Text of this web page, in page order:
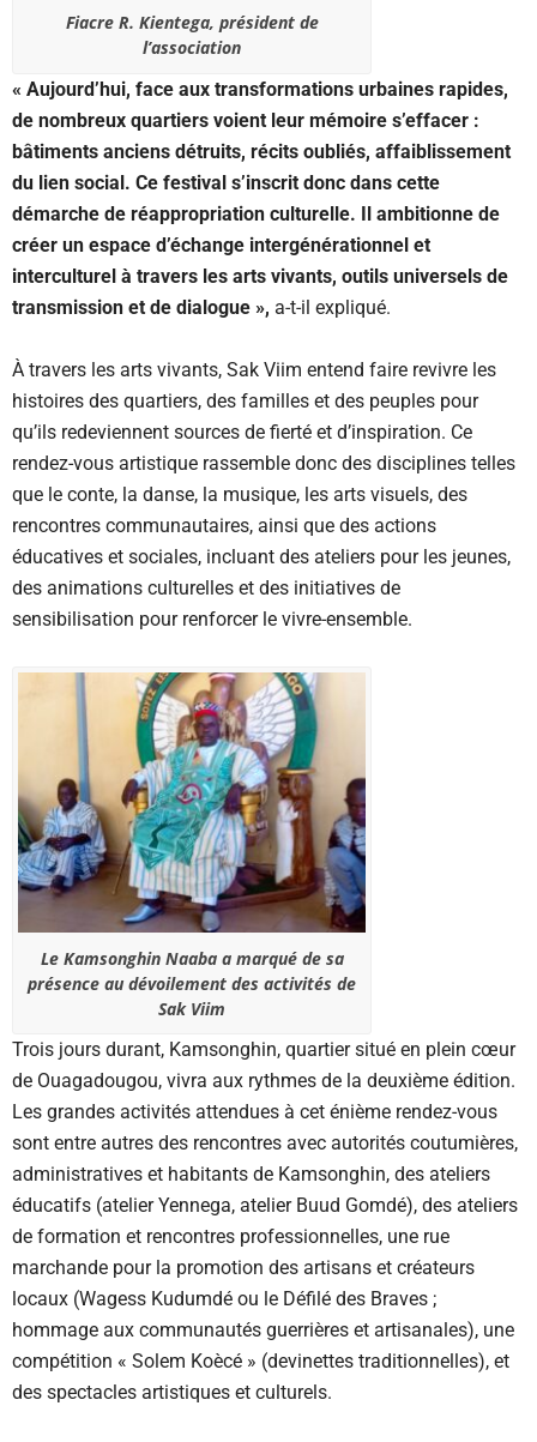
Fiacre R. Kientega, président de
l’association
« Aujourd’hui, face aux transformations urbaines rapides,
de nombreux quartiers voient leur mémoire s’effacer :
bâtiments anciens détruits, récits oubliés, affaiblissement
du lien social. Ce festival s’inscrit donc dans cette
démarche de réappropriation culturelle. Il ambitionne de
créer un espace d’échange intergénérationnel et
interculturel à travers les arts vivants, outils universels de
transmission et de dialogue », a-t-il expliqué.
À travers les arts vivants, Sak Viim entend faire revivre les
histoires des quartiers, des familles et des peuples pour
qu’ils redeviennent sources de fierté et d’inspiration. Ce
rendez-vous artistique rassemble donc des disciplines telles
que le conte, la danse, la musique, les arts visuels, des
rencontres communautaires, ainsi que des actions
éducatives et sociales, incluant des ateliers pour les jeunes,
des animations culturelles et des initiatives de
sensibilisation pour renforcer le vivre-ensemble.
Le Kamsonghin Naaba a marqué de sa
présence au dévoilement des activités de
Sak Viim
Trois jours durant, Kamsonghin, quartier situé en plein cœur
de Ouagadougou, vivra aux rythmes de la deuxième édition.
Les grandes activités attendues à cet énième rendez-vous
sont entre autres des rencontres avec autorités coutumières,
administratives et habitants de Kamsonghin, des ateliers
éducatifs (atelier Yennega, atelier Buud Gomdé), des ateliers
de formation et rencontres professionnelles, une rue
marchande pour la promotion des artisans et créateurs
locaux (Wagess Kudumdé ou le Défilé des Braves ;
hommage aux communautés guerrières et artisanales), une
compétition « Solem Koècé » (devinettes traditionnelles), et
des spectacles artistiques et culturels.